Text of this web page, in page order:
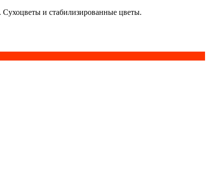
Сухоцветы и стабилизированные цветы.